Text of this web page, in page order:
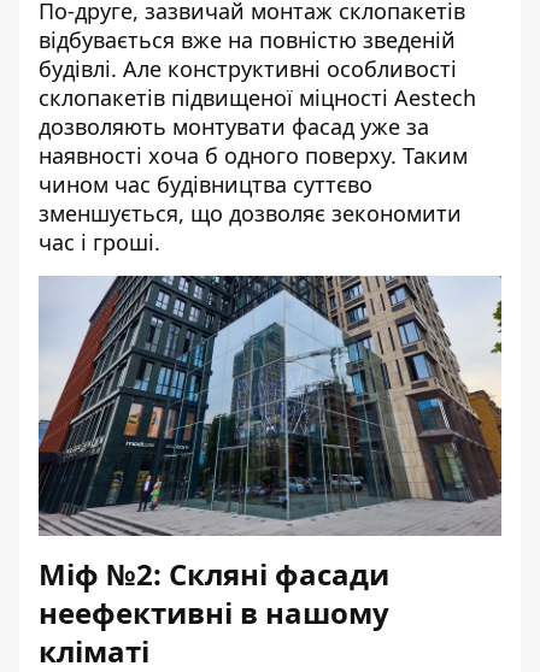
По-друге, зазвичай монтаж склопакетів
відбувається вже на повністю зведеній
будівлі. Але конструктивні особливості
склопакетів підвищеної міцності Aestech
дозволяють монтувати фасад уже за
наявності хоча б одного поверху. Таким
чином час будівництва суттєво
зменшується, що дозволяє зекономити
час і гроші.
Міф №2: Скляні фасади
неефективні в нашому
кліматі